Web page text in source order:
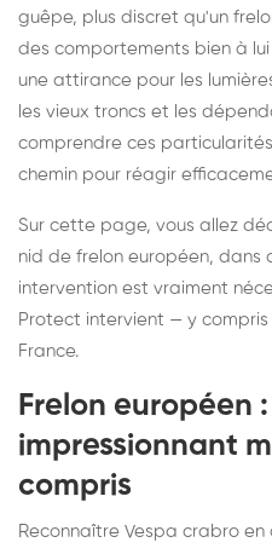
guêpe, plus discret qu'un
des comportements bien à
une attirance pour les
les vieux troncs et les
comprendre ces
chemin pour réagir
Sur cette page, vous allez
nid de frelon européen, dans
intervention est vraiment
Protect intervient — y
France.
Frelon européen
impressionnant
compris
Reconnaître Vespa crabro en